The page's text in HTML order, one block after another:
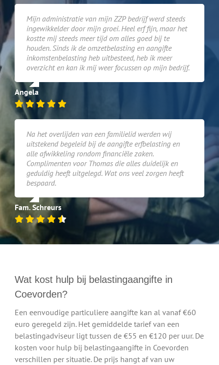
Mijn administratie van mijn ZZP bedrijf werd steeds
ingewikkelder door mijn groei. Heel erf fijn, maar het
kostte mij steeds meer tijd om alles goed bij te
houden. Sinds ik de omzetbelasting en aangifte
inkomstenbelasting heb uitbesteed, heb ik meer
overzicht en kan ik mij weer focussen op mijn bedrijf.
Angela
Na het overlijden van een familielid werden wij
uitstekend begeleid bij de aangifte erfbelasting en
alle afwikkeling rondom financiële zaken.
Complimenten voor Thomas die alles duidelijk en
geduldig heeft uitgelegd. Wat ons veel zorgen heeft
bespaard.
Fam. Schreurs
Wat kost hulp bij belastingaangifte in
Coevorden?
Een eenvoudige particuliere aangifte kan al vanaf €60
euro geregeld zijn. Het gemiddelde tarief van een
belastingadviseur ligt tussen de €55 en €120 per uur. De
kosten voor hulp bij belastingaangifte in Coevorden
verschillen per situatie. De prijs hangt af van uw